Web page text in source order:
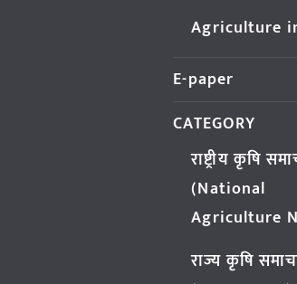
Agriculture
E-paper
CATEGORY
राष्ट्रीय कृषि
(National
Agriculture
राज्य कृषि